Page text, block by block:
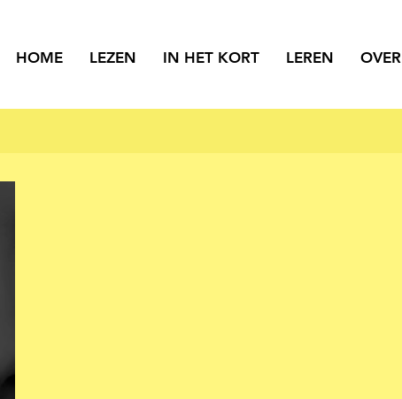
HOME LEZEN IN HET KORT LEREN OVER